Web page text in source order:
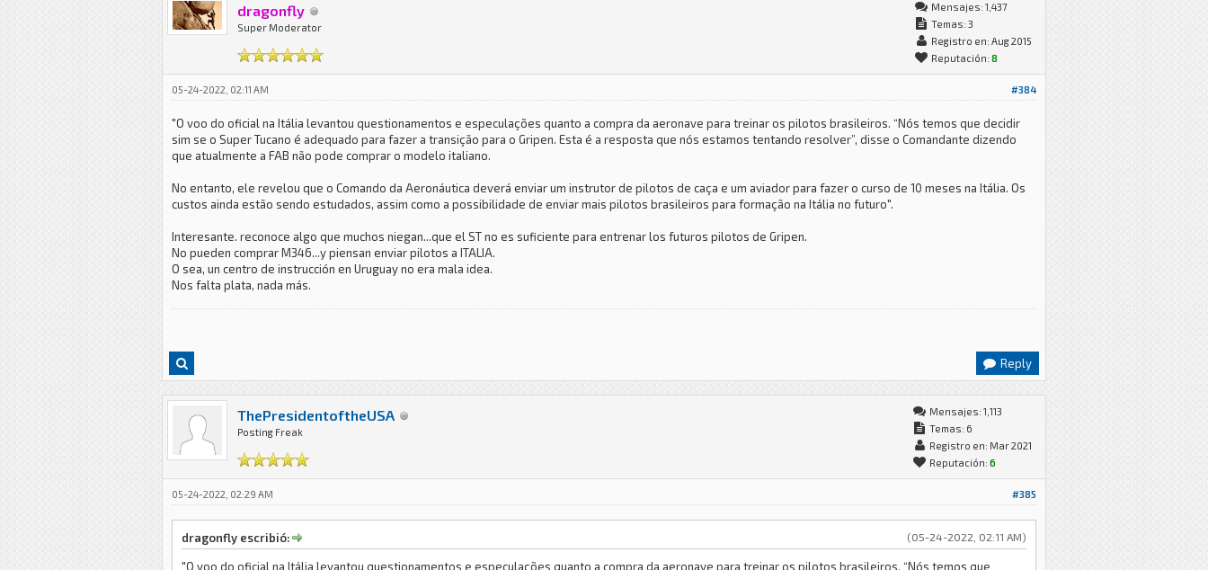
dragonfly
Super Moderator
Mensajes: 1,437
Temas: 3
Registro en: Aug 2015
Reputación: 8
#384
05-24-2022, 02:11 AM
"O voo do oficial na Itália levantou questionamentos e especulações quanto a compra da aeronave para treinar os pilotos brasileiros. “Nós temos que decidir
sim se o Super Tucano é adequado para fazer a transição para o Gripen. Esta é a resposta que nós estamos tentando resolver”, disse o Comandante dizendo
que atualmente a FAB não pode comprar o modelo italiano.
No entanto, ele revelou que o Comando da Aeronáutica deverá enviar um instrutor de pilotos de caça e um aviador para fazer o curso de 10 meses na Itália. Os
custos ainda estão sendo estudados, assim como a possibilidade de enviar mais pilotos brasileiros para formação na Itália no futuro".
Interesante. reconoce algo que muchos niegan...que el ST no es suficiente para entrenar los futuros pilotos de Gripen.
No pueden comprar M346...y piensan enviar pilotos a ITALIA.
O sea, un centro de instrucción en Uruguay no era mala idea.
Nos falta plata, nada más.
Reply
ThePresidentoftheUSA
Posting Freak
Mensajes: 1,113
Temas: 6
Registro en: Mar 2021
Reputación: 6
#385
05-24-2022, 02:29 AM
(05-24-2022, 02:11 AM)
dragonfly escribió:
"O voo do oficial na Itália levantou questionamentos e especulações quanto a compra da aeronave para treinar os pilotos brasileiros. “Nós temos que